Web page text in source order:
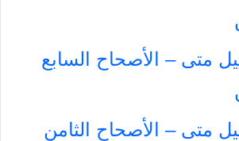
متى – الأصحاح السابع
متى – الأصحاح الثامن